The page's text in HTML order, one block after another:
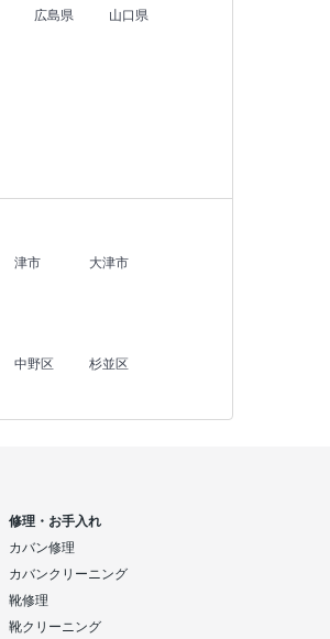
広島県 山口県
津市
大津市
中野区
杉並区
修理・お手入れ
カバン修理
カバンクリーニング
靴修理
靴クリーニング